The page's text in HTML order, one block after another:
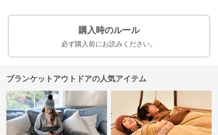
購入時のルール
必ず購入前にお読みください。
ブランケットアウトドアの人気アイテム